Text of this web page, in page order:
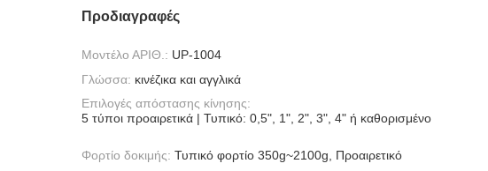
Προδιαγραφές
Μοντέλο ΑΡΙΘ.: UP-1004
Γλώσσα: κινέζικα και αγγλικά
Επιλογές απόστασης κίνησης:
5 τύποι προαιρετικά | Τυπικό: 0,5", 1", 2", 3", 4" ή καθορισμένο
Φορτίο δοκιμής: Τυπικό φορτίο 350g~2100g, Προαιρετικό